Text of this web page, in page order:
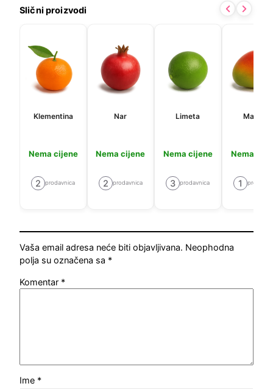
Slični proizvodi
Klementina
Nema cijene
2 prodavnica
Nar
Nema cijene
2 prodavnica
Limeta
Nema cijene
3 prodavnica
Mango
Nema
1
Vaša email adresa neće biti objavljivana. Neophodna
polja su označena sa *
Komentar *
Ime *